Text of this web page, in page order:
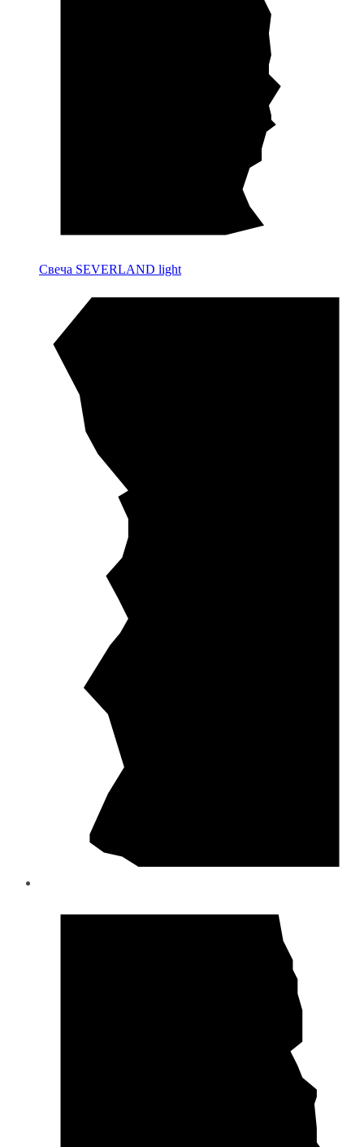
Свеча SEVERLAND light